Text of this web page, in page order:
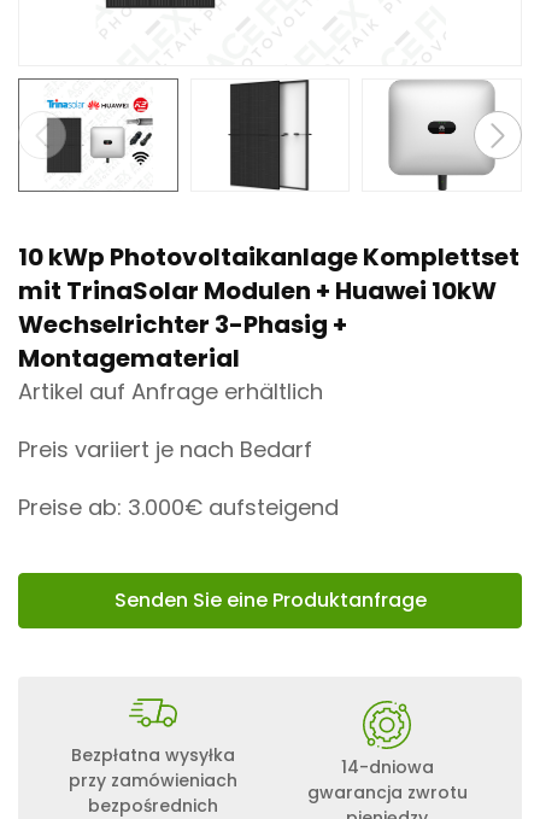
10 kWp Photovoltaikanlage Komplettset
mit TrinaSolar Modulen + Huawei 10kW
Wechselrichter 3-Phasig +
Montagematerial
Artikel auf Anfrage erhältlich
Preis variiert je nach Bedarf
Preise ab: 3.000€ aufsteigend
Senden Sie eine Produktanfrage
Bezpłatna wysyłka
przy zamówieniach
bezpośrednich
14-dniowa
gwarancja zwrotu